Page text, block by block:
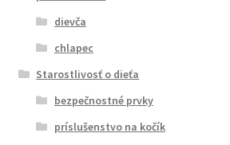
dievča
chlapec
Starostlivosť o dieťa
bezpečnostné prvky
príslušenstvo na kočík